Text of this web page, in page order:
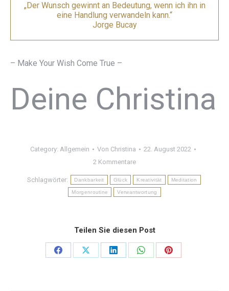
„Der Wunsch gewinnt an Bedeutung, wenn ich ihn in
eine Handlung verwandeln kann.“
Jorge Bucay
– Make Your Wish Come True –
Deine Christina
Category: Allgemein Von Christina
22. August 2022
2 Kommentare
Schlagwörter: Dankbarkeit Glück Kreativität Meditation
Morgenroutine Verwantwortung
Teilen Sie diesen Post